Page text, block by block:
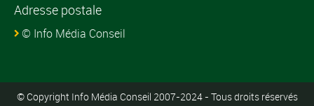
Adresse postale
© Info Média Conseil
© Copyright Info Média Conseil 2007-2024 - Tous droits réservés